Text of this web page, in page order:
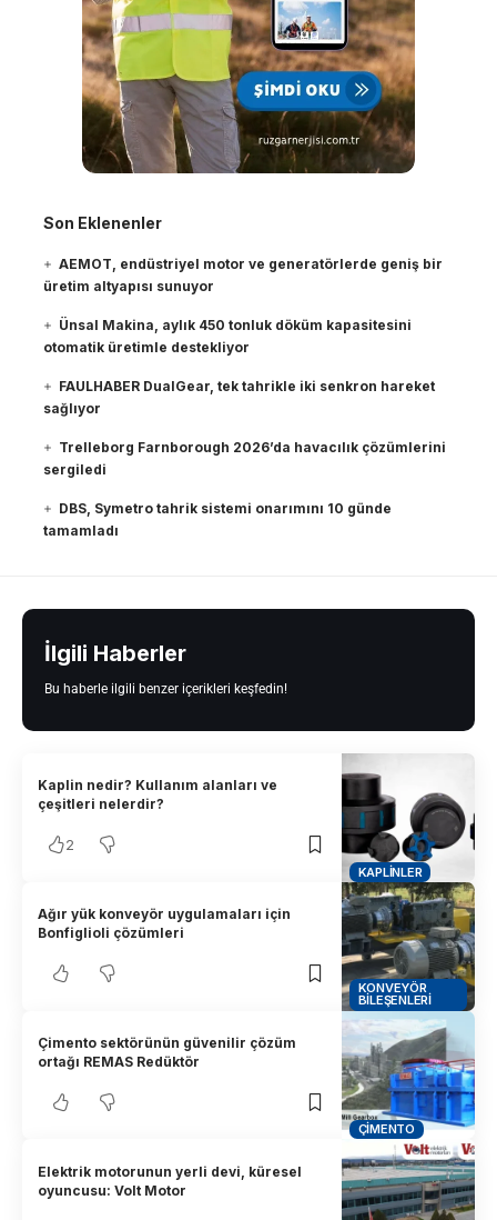
Son Eklenenler
AEMOT, endüstriyel motor ve generatörlerde geniş bir
üretim altyapısı sunuyor
Ünsal Makina, aylık 450 tonluk döküm kapasitesini
otomatik üretimle destekliyor
FAULHABER DualGear, tek tahrikle iki senkron hareket
sağlıyor
Trelleborg Farnborough 2026’da havacılık çözümlerini
sergiledi
DBS, Symetro tahrik sistemi onarımını 10 günde
tamamladı
İlgili Haberler
Bu haberle ilgili benzer içerikleri keşfedin!
KAPLINLER
Kaplin nedir? Kullanım alanları ve
çeşitleri nelerdir?
2
KONVEYÖR
BILEŞENLERI
Ağır yük konveyör uygulamaları için
Bonfiglioli çözümleri
ÇIMENTO
Çimento sektörünün güvenilir çözüm
ortağı REMAS Redüktör
Elektrik motorunun yerli devi, küresel
oyuncusu: Volt Motor